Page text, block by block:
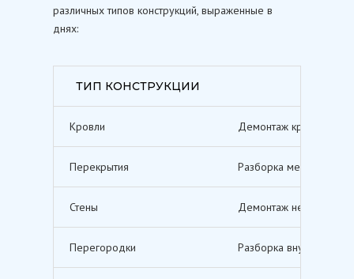
различных типов конструкций, выраженные в
днях:
ТИП КОНСТРУКЦИИ
Кровли Демонтаж кровельных
Перекрытия Разборка межэтажных
Стены Демонтаж несущих и
Перегородки Разборка внутренних